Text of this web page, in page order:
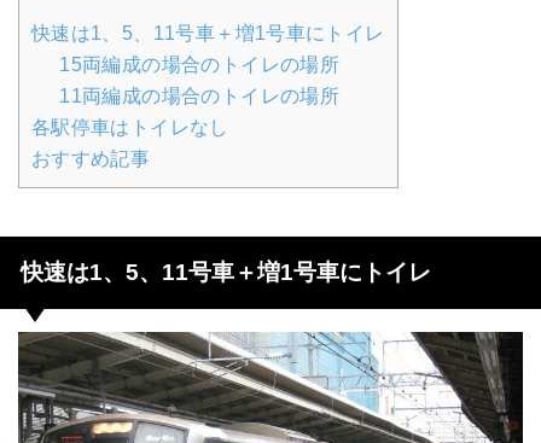
快速は1、5、11号車＋増1号車にトイレ
15両編成の場合のトイレの場所
11両編成の場合のトイレの場所
各駅停車はトイレなし
おすすめ記事
快速は1、5、11号車＋増1号車にトイレ